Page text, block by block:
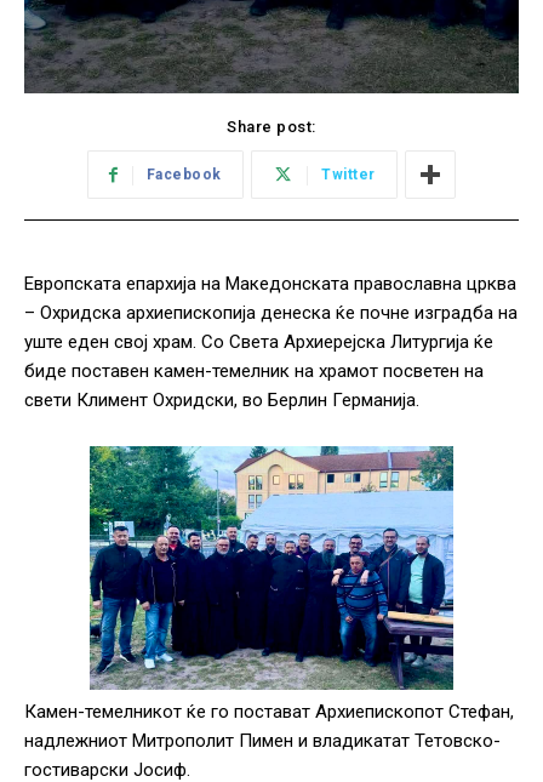
Share post:
Facebook Twitter
Европската епархија на Македонската православна црква
– Охридска архиепископија денеска ќе почне изградба на
уште еден свој храм. Со Света Архиерејска Литургија ќе
биде поставен камен-темелник на храмот посветен на
свети Климент Охридски, во Берлин Германија.
Камен-темелникот ќе го постават Архиепископот Стефан,
надлежниот Митрополит Пимен и владикатат Тетовско-
гостиварски Јосиф.